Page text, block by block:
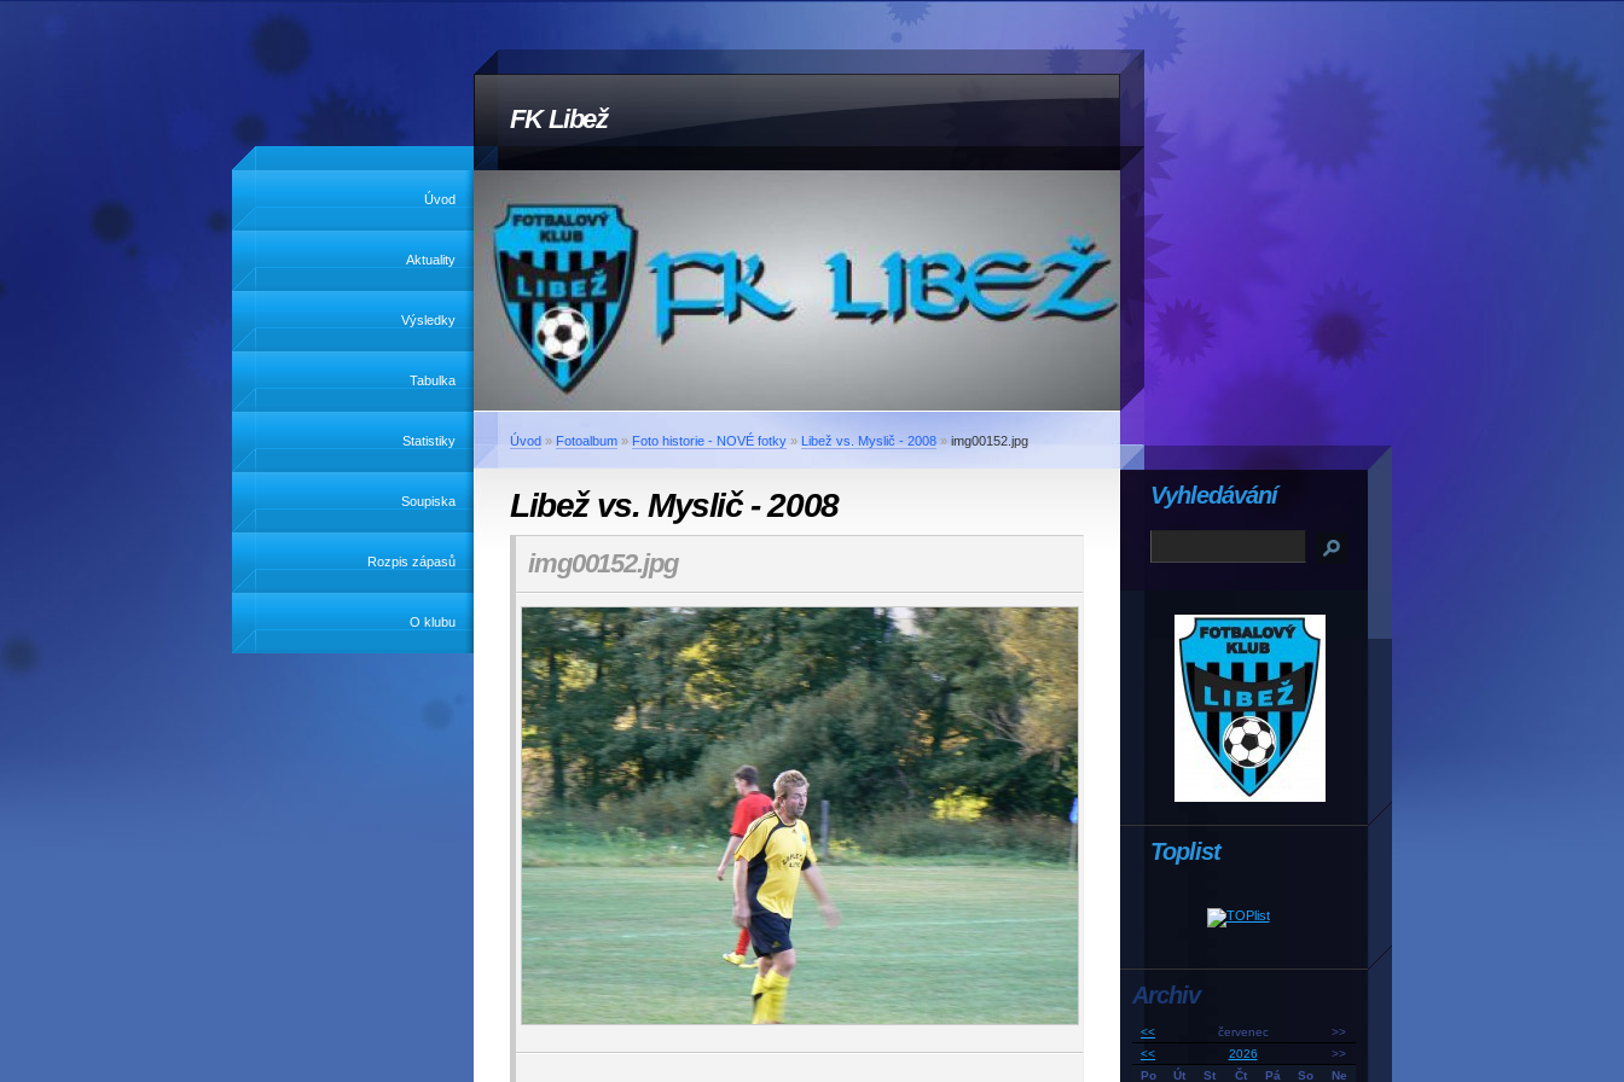
FK Libež
Úvod
Aktuality
Výsledky
Tabulka
Statistiky
Soupiska
Rozpis zápasů
O klubu
Úvod » Fotoalbum » Foto historie - NOVÉ fotky » Libež vs. Myslič - 2008 » img00152.jpg
Libež vs. Myslič - 2008
img00152.jpg
Toplist
Vyhledávání
Archiv
<< červenec
>>
<<
2026
>>
Po
Út St Čt Pá So Ne